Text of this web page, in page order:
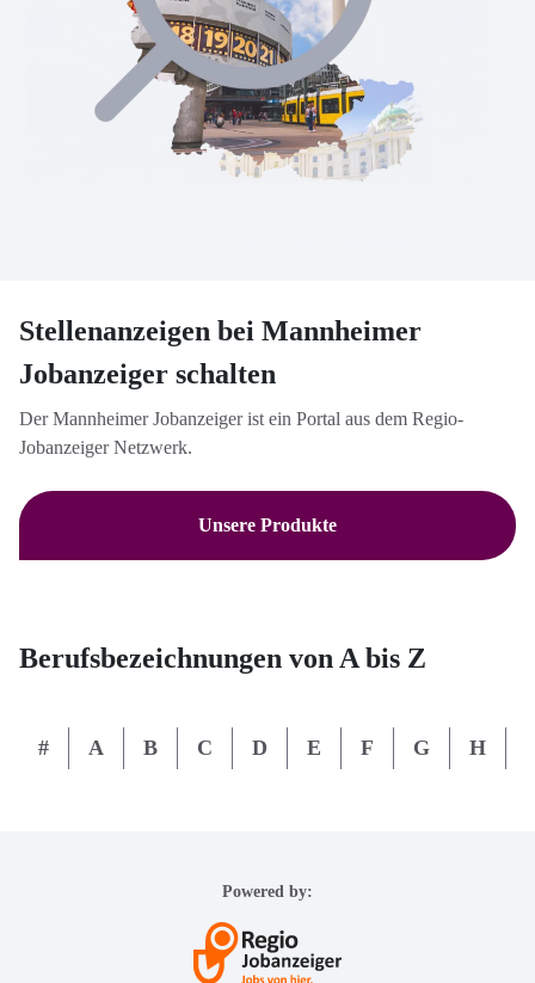
Stellenanzeigen bei Mannheimer
Jobanzeiger schalten
Der Mannheimer Jobanzeiger ist ein Portal aus dem Regio-
Jobanzeiger Netzwerk.
Unsere Produkte
Berufsbezeichnungen von A bis Z
# A B C D E F G H
Powered by: